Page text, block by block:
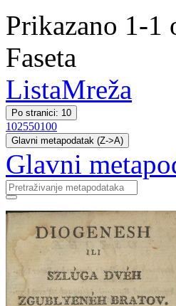
Prikazano 1-1
Faseta
ListaMreža
Po stranici: 10
102550100
Glavni metapodatak (Z->A)
Glavni